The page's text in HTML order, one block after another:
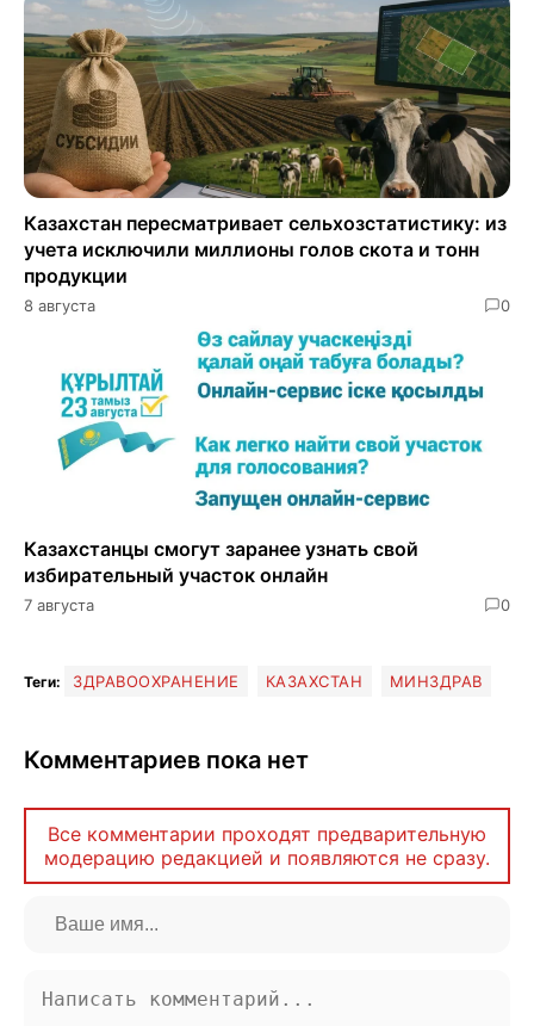
Казахстан пересматривает сельхозстатистику: из
учета исключили миллионы голов скота и тонн
продукции
8 августа 0
Казахстанцы смогут заранее узнать свой
избирательный участок онлайн
7 августа 0
Теги: ЗДРАВООХРАНЕНИЕ КАЗАХСТАН МИНЗДРАВ
Комментариев пока нет
Все комментарии проходят предварительную
модерацию редакцией и появляются не сразу.